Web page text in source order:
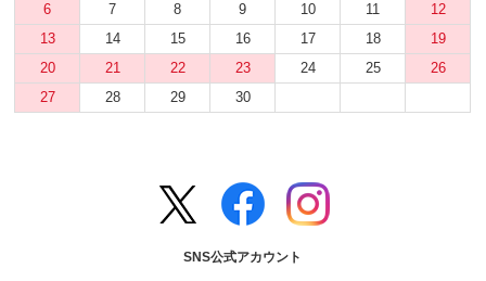
6
7 8 9 10 11
12
13
14 15 16 17 18
19
20
21 22 23 24 25
26
27
28 29 30
SNS公式アカウント